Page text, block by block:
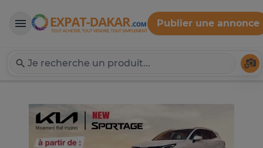
Expat-Dakar
Publier une annonce